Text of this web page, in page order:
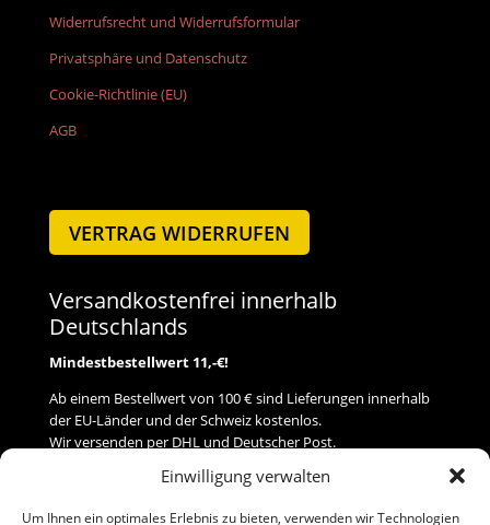
Einwilligung verwalten
Um Ihnen ein optimales Erlebnis zu bieten, verwenden wir Technologien
Widerrufsrecht und Widerrufsformular
Privatsphäre und Datenschutz
Cookie-Richtlinie (EU)
AGB
VERTRAG WIDERRUFEN
Versandkostenfrei innerhalb
Deutschlands
Mindestbestellwert 11,-€!
Ab einem Bestellwert von 100 € sind Lieferungen innerhalb
der EU-Länder und der Schweiz kostenlos.
Wir versenden per DHL und Deutscher Post.
Versand